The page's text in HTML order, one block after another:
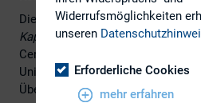
Die aktuelle DIRK-
Kapitalmarktkommunikation“ die
Center for Research in Financial
Universität Leipzig erstellt wurde,
Überblick über
Widerrufsmöglichkeiten
unseren
Erforderliche Cookies
mehr erfahren